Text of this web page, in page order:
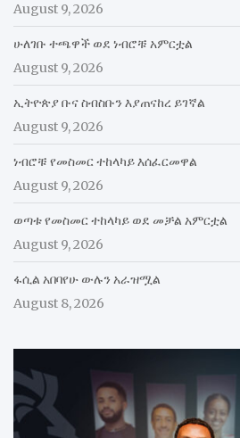
August 9, 2026
ሁለገቡ ተጫዋች ወደ ነብሮቹ አምርቷል
August 9, 2026
ኢትዮጵያ ቡና ስብስቡን እያጠናከረ ይገኛል
August 9, 2026
ነብሮቹ የመስመር ተከላካይ እሰፈርመዋል
August 9, 2026
ወጣቱ የመስመር ተከላካይ ወደ መቻል አምርቷል
August 9, 2026
ፋሲል አበባየሁ ውሉን አራዝሟል
August 8, 2026